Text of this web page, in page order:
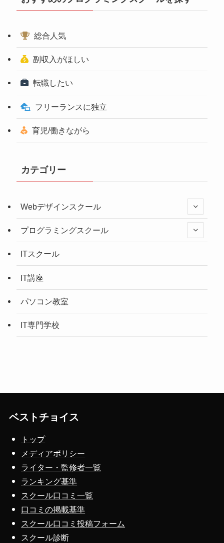
総合人気
副収入がほしい
転職したい
フリーランスに独立
育児/働きながら
カテゴリー
Webデザインスクール
プログラミングスクール
ITスクール
IT講座
パソコン教室
IT専門学校
ベストチョイス
トップ
メディアポリシー
ライター・監修者一覧
ランキング基準
スクール口コミ一覧
口コミの掲載基準
スクール口コミ投稿フォーム
スクール診断